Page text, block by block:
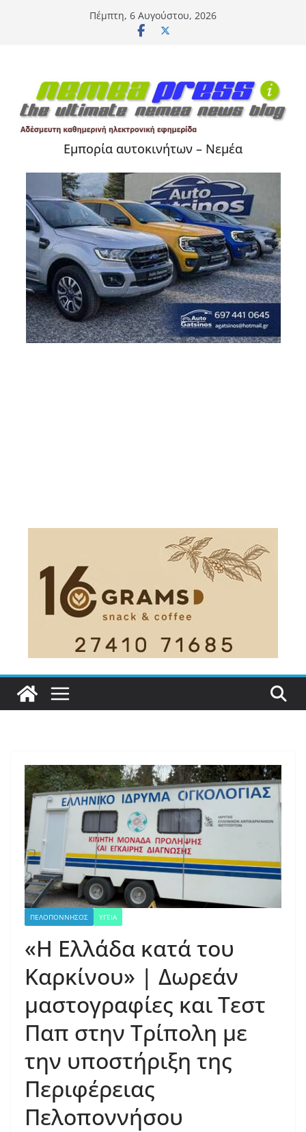
Πέμπτη, 6 Αυγούστου, 2026
Εμπορία αυτοκινήτων – Νεμέα
ΠΕΛΟΠΟΝΝΗΣΟΣ ΥΓΕΙΑ
«Η Ελλάδα κατά του
Καρκίνου» | Δωρεάν
μαστογραφίες και Τεστ
Παπ στην Τρίπολη με
την υποστήριξη της
Περιφέρειας
Πελοποννήσου